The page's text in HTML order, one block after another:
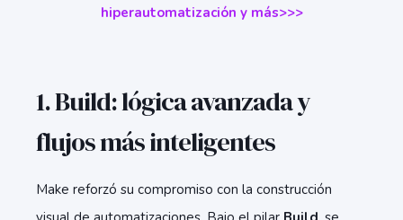
hiperautomatización y más>>>
1. Build: lógica avanzada y
flujos más inteligentes
Make reforzó su compromiso con la construcción